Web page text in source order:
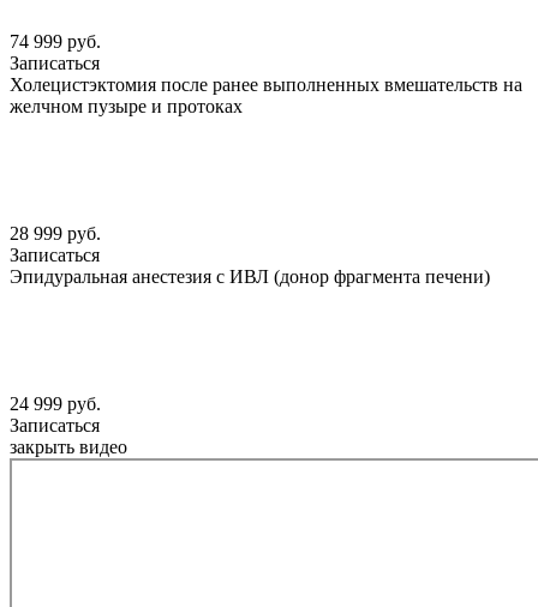
74 999 руб.
Записаться
Холецистэктомия после ранее выполненных вмешательств на
желчном пузыре и протоках
28 999 руб.
Записаться
Эпидуральная анестезия с ИВЛ (донор фрагмента печени)
24 999 руб.
Записаться
закрыть видео